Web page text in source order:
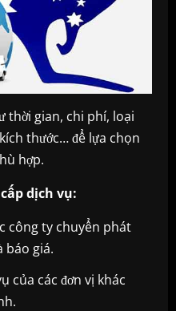
thời gian, chi phí, loại
thước… để lựa chọn
hợp.
dịch vụ:
công ty chuyển phát
báo giá.
của các đơn vị khác